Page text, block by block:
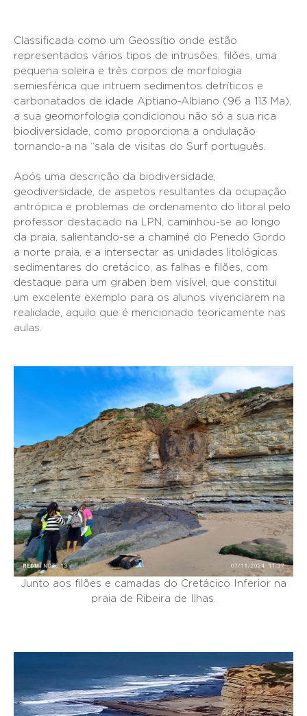
Classificada como um Geossítio onde estão
representados vários tipos de intrusões, filões, uma
pequena soleira e três corpos de morfologia
semiesférica que intruem sedimentos detríticos e
carbonatados de idade Aptiano-Albiano (96 a 113 Ma),
a sua geomorfologia condicionou não só a sua rica
biodiversidade, como proporciona a ondulação
tornando-a na “sala de visitas do Surf português.
Após uma descrição da biodiversidade,
geodiversidade, de aspetos resultantes da ocupação
antrópica e problemas de ordenamento do litoral pelo
professor destacado na LPN, caminhou-se ao longo
da praia, salientando-se a chaminé do Penedo Gordo
a norte praia, e a intersectar as unidades litológicas
sedimentares do cretácico, as falhas e filões, com
destaque para um graben bem visível, que constitui
um excelente exemplo para os alunos vivenciarem na
realidade, aquilo que é mencionado teoricamente nas
aulas.
Junto aos filões e camadas do Cretácico Inferior na
praia de Ribeira de Ilhas.